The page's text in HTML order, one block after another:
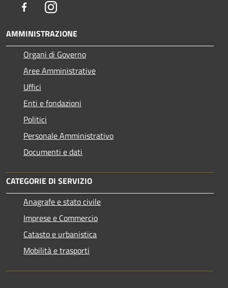
FacebookInstagram
AMMINISTRAZIONE
Organi di Governo
Aree Amministrative
Uffici
Enti e fondazioni
Politici
Personale Amministrativo
Documenti e dati
CATEGORIE DI SERVIZIO
Anagrafe e stato civile
Imprese e Commercio
Catasto e urbanistica
Mobilità e trasporti